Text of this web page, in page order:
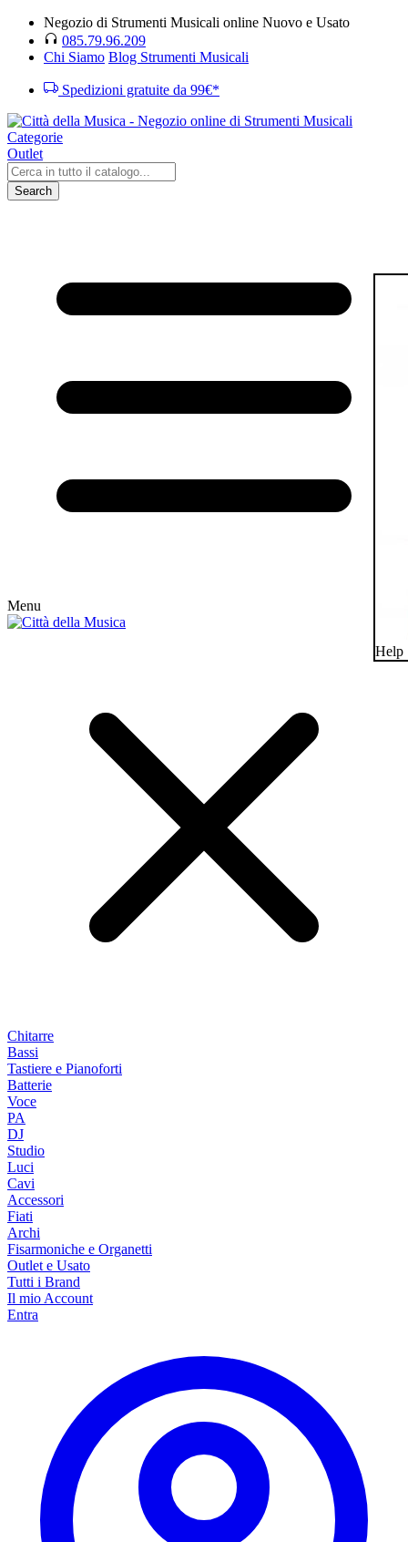
Negozio di Strumenti Musicali online Nuovo e Usato
085.79.96.209
Chi Siamo Blog Strumenti Musicali
Spedizioni gratuite da 99€*
Categorie
Outlet
Search
Menu
Chitarre
Bassi
Tastiere e Pianoforti
Batterie
Voce
PA
DJ
Studio
Luci
Cavi
Accessori
Fiati
Archi
Fisarmoniche e Organetti
Outlet e Usato
Tutti i Brand
Il mio Account
Entra
Help